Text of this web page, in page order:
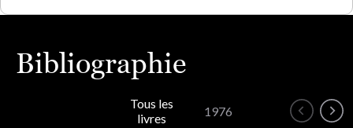
Bibliographie
Tous les
livres
1976